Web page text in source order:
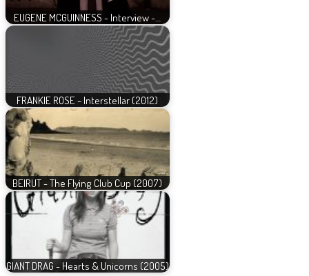
EUGENE MCGUINNESS - Interview -…
FRANKIE ROSE - Interstellar (2012)
BEIRUT - The Flying Club Cup (2007)
GIANT DRAG - Hearts & Unicorns (2005)